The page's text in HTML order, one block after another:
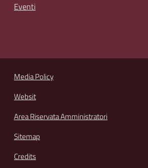
Eventi
Media Policy
Websit
Area Riservata Amministratori
Sitemap
Credits